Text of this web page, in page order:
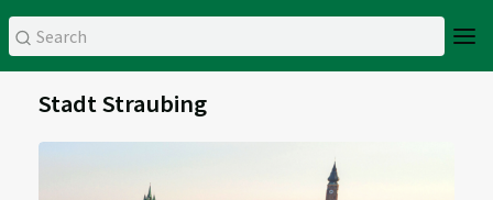
Stadt Straubing